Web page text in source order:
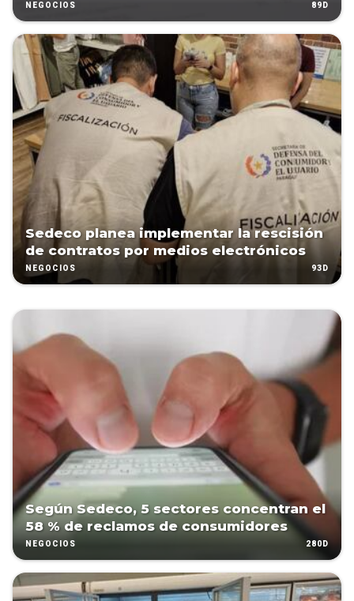
NEGOCIOS 89D
Sedeco planea implementar la rescisión
de contratos por medios electrónicos
NEGOCIOS 93D
Según Sedeco, 5 sectores concentran el
58 % de reclamos de consumidores
NEGOCIOS 280D